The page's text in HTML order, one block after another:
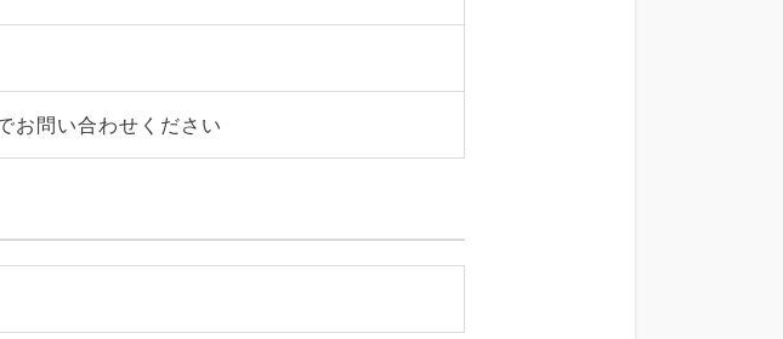
お問い合わせください